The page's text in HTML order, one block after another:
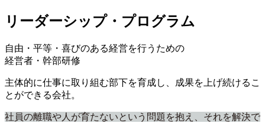
リーダーシップ・プログラム
自由・平等・喜びのある経営を行うための
経営者・幹部研修
主体的に仕事に取り組む部下を育成し、成果を上げ続けるこ
とができる会社。
社員の離職や人が育たないという問題を抱え、それを解決で